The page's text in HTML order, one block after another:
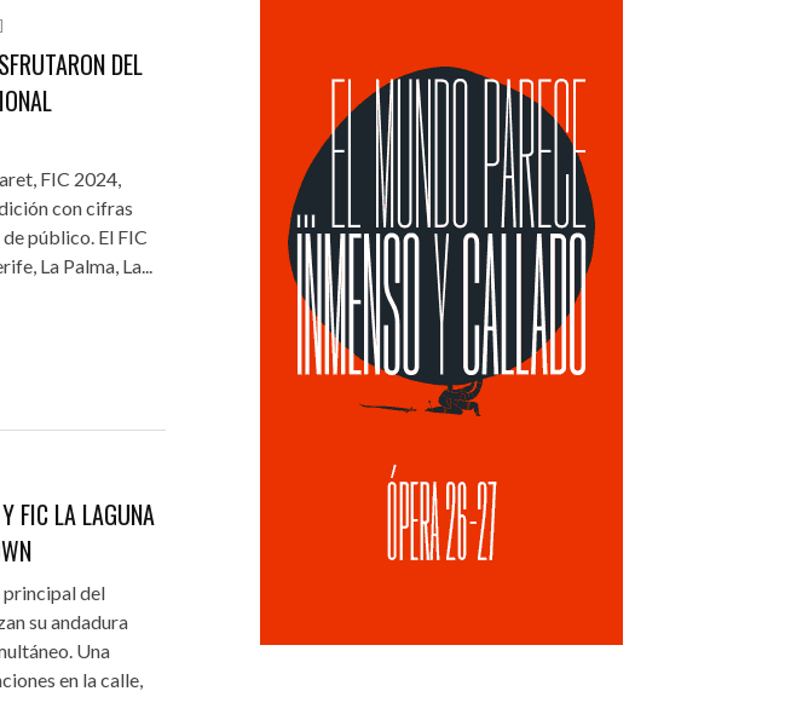
DEL
FIC 2024,
con cifras
público. El FIC
La Palma, La...
FIC LA LAGUNA
principal del
su andadura
Una
en la calle,